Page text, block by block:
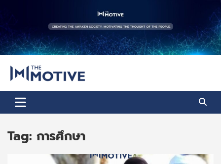
content
The Motive
Tag: การศึกษา